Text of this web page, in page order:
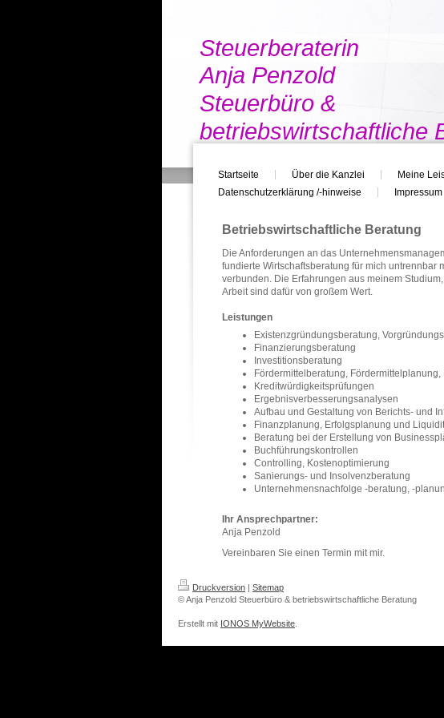
Steuerberaterin
Anja Penzold
Steuerbüro &
betriebswirtschaftliche
Startseite Über die Kanzlei Meine
Datenschutzerklärung /-hinweise
Impressum
Betriebswirtschaftliche Beratung
Die Anforderungen an das
fundierte Wirtschaftsberatung für mich untrennbar
verbunden. Die Erfahrungen aus meinem
Arbeit sind dafür von großem Wert.
Leistungen
Existenzgründungsberatung,
Finanzierungsberatung
Investitionsberatung
Fördermittelberatung,
Kreditwürdigkeitsprüfungen
Ergebnisverbesserungsanalysen
Aufbau und Gestaltung von Berichts- und
Finanzplanung, Erfolgsplanung und
Beratung bei der Erstellung von
Buchführungskontrollen
Controlling, Kostenoptimierung
Sanierungs- und Insolvenzberatung
Unternehmensnachfolge -beratung, -
Ihr Ansprechpartner:
Anja Penzold
Vereinbaren Sie einen Termin mit mir.
Druckversion | Sitemap
© Anja Penzold Steuerbüro & betriebswirtschaftliche Beratung
Erstellt mit IONOS MyWebsite